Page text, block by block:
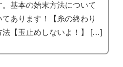
基本の始末方法について
あります！【糸の終わり
法【玉止めしないよ！】 […]